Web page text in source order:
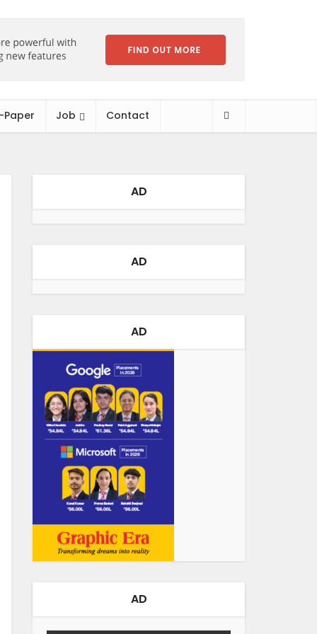
Paper Job Contact
AD
AD
AD
AD